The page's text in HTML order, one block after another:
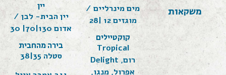
משקאות
מים מינרליים /
מוגזים 12 |28
קוקטיילים
Tropical
Delight רום,
אפרול, מנגו,
יין
יין הבית- לבן /
אדום 130|70| 30
בירה מהחבית
סטלה 35|38